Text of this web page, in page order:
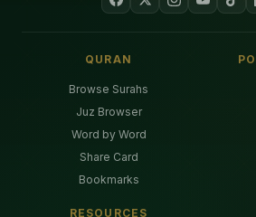
QURAN
Browse Surahs
Juz Browser
Word by Word
Share Card
Bookmarks
RESOURCES